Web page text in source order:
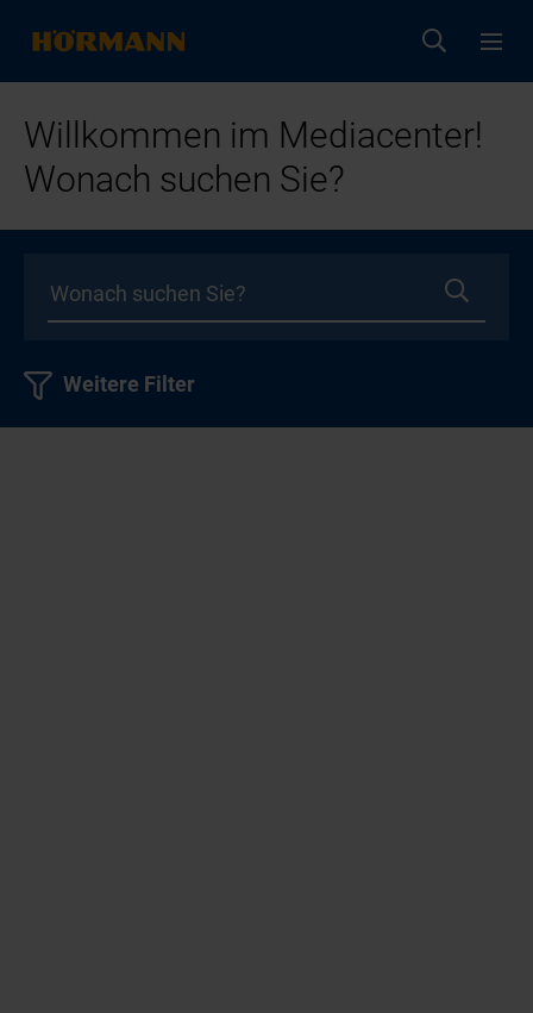
Willkommen im Mediacenter!
Wonach suchen Sie?
Weitere Filter